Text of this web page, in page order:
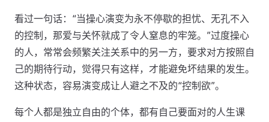
看过一句话：“当操心演变为永不停歇的担忧、无孔不入
的控制，那爱与关怀就成了令人窒息的牢笼。”过度操心
的人，常常会频繁关注关系中的另一方，要求对方按照自
己的期待行动，觉得只有这样，才能避免坏结果的发生。
这种状态，容易演变成让人避之不及的“控制欲”。
每个人都是独立自由的个体，都有自己要面对的人生课